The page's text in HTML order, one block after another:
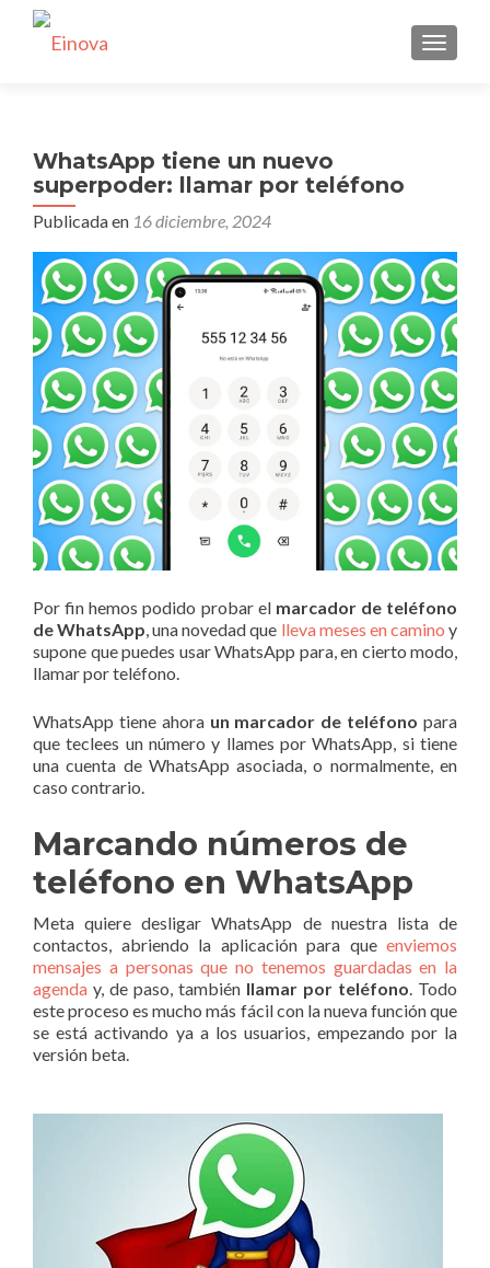
WhatsApp tiene un nuevo
superpoder: llamar por teléfono
Publicada en 16 diciembre, 2024
Por fin hemos podido probar el marcador de teléfono
de WhatsApp, una novedad que lleva meses en camino y
supone que puedes usar WhatsApp para, en cierto modo,
llamar por teléfono.
WhatsApp tiene ahora un marcador de teléfono para
que teclees un número y llames por WhatsApp, si tiene
una cuenta de WhatsApp asociada, o normalmente, en
caso contrario.
Marcando números de
teléfono en WhatsApp
Meta quiere desligar WhatsApp de nuestra lista de
contactos, abriendo la aplicación para que enviemos
mensajes a personas que no tenemos guardadas en la
agenda y, de paso, también llamar por teléfono. Todo
este proceso es mucho más fácil con la nueva función que
se está activando ya a los usuarios, empezando por la
versión beta.